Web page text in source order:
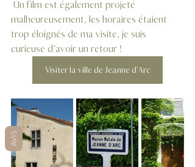
malheureusement, les horaires étaient
trop éloignés de ma visite, je suis
curieuse d’avoir un retour !
Visiter la ville de Jeanne d'Arc
AVIS